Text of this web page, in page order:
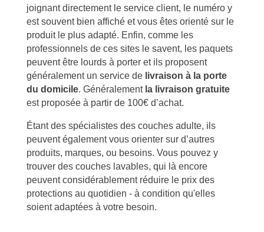
joignant directement le service client, le numéro y
est souvent bien affiché et vous êtes orienté sur le
produit le plus adapté. Enfin, comme les
professionnels de ces sites le savent, les paquets
peuvent être lourds à porter et ils proposent
généralement un service de livraison à la porte
du domicile. Généralement la livraison gratuite
est proposée à partir de 100€ d’achat.
Étant des spécialistes des couches adulte, ils
peuvent également vous orienter sur d’autres
produits, marques, ou besoins. Vous pouvez y
trouver des couches lavables, qui là encore
peuvent considérablement réduire le prix des
protections au quotidien - à condition qu'elles
soient adaptées à votre besoin.